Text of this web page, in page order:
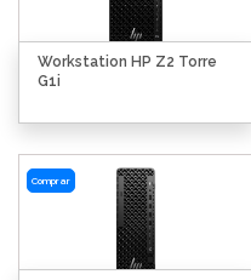
Workstation HP Z2 Torre
G1i
Comprar